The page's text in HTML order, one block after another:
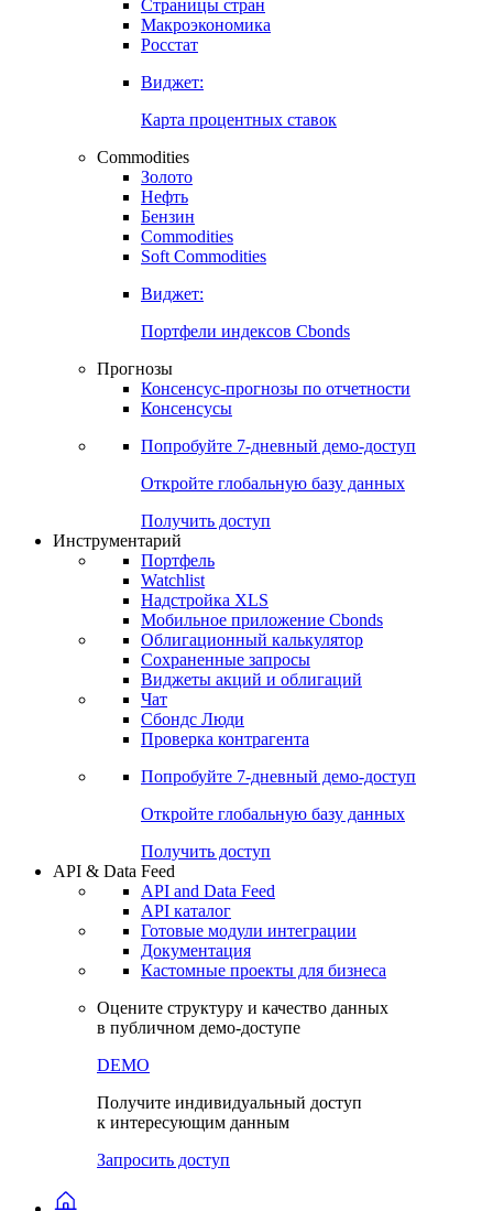
Возможность создания своего индекса
Страницы стран
Росстат
Виджет:
Карта процентных ставок
Commodities
Золото
Бензин
Soft Commodities
Виджет:
Портфели индексов Cbonds
Прогнозы
Консенсусы
Попробуйте7-дневный
Откройте глобальную базу данных
Получить доступ
Инструментарий
Портфель
Watchlist
Надстройка XLS
Мобильное приложение Cbonds
Облигационный калькулятор
Сохраненные запросы
Чат
Проверка контрагента
Попробуйте7-дневный
Откройте глобальную базу данных
Получить доступ
API & Data Feed
API and Data Feed
Готовые модули интеграции
Документация
в публичном демо-доступе